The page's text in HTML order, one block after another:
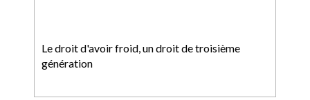
Le droit d'avoir froid, un droit de troisième
génération